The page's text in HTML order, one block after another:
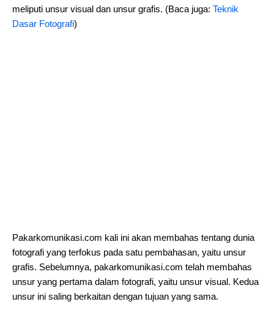
meliputi unsur visual dan unsur grafis. (Baca juga: Teknik
Dasar Fotografi)
Pakarkomunikasi.com kali ini akan membahas tentang dunia
fotografi yang terfokus pada satu pembahasan, yaitu unsur
grafis. Sebelumnya, pakarkomunikasi.com telah membahas
unsur yang pertama dalam fotografi, yaitu unsur visual. Kedua
unsur ini saling berkaitan dengan tujuan yang sama.